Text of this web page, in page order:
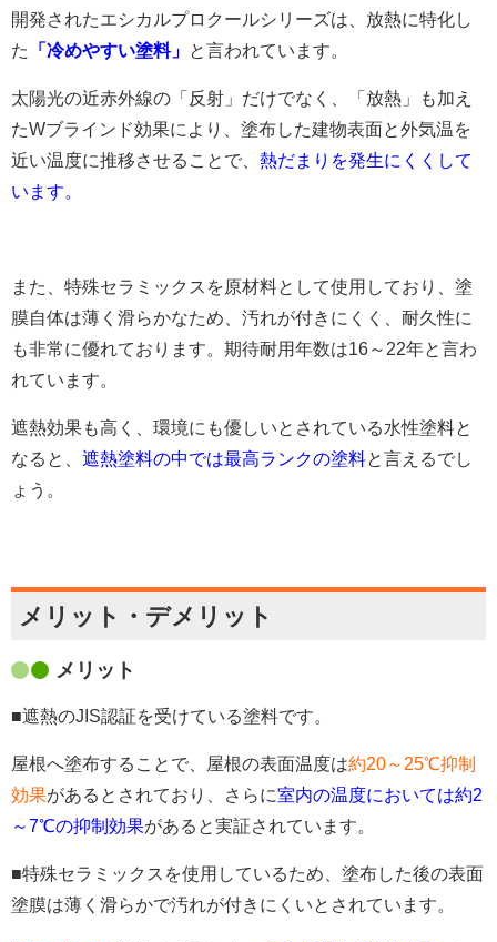
開発されたエシカルプロクールシリーズは、放熱に特化し
た
「冷めやすい塗料」 と言われています。
太陽光の近赤外線の「反射」だけでなく、「放熱」も加え
たWブラインド効果により、塗布した建物表面と外気温を
近い温度に推移させることで、 熱だまりを発生にくくして
います。
また、特殊セラミックスを原材料として使用しており、塗
膜自体は薄く滑らかなため、汚れが付きにくく、耐久性に
も非常に優れております。期待耐用年数は16～22年と言わ
れています。
遮熱効果も高く、環境にも優しいとされている水性塗料と
なると、 遮熱塗料の中では最高ランクの塗料と言えるでし
ょう。
メリット・デメリット
メリット
■遮熱のJIS認証を受けている塗料です。
屋根へ塗布することで、屋根の表面温度は約20～25℃抑制
効果があるとされており、さらに室内の温度においては約2
～7℃の抑制効果があると実証されています。
■特殊セラミックスを使用しているため、塗布した後の表面
塗膜は薄く滑らかで汚れが付きにくいとされています。